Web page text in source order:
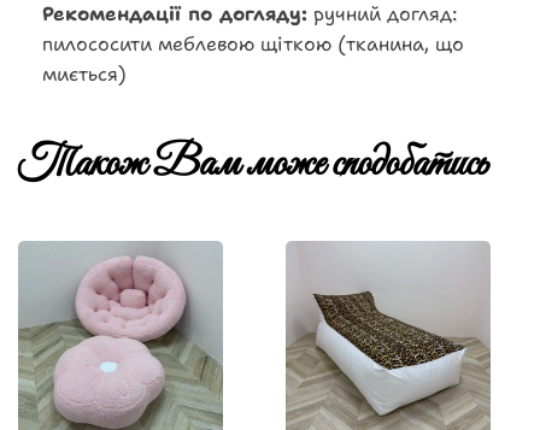
Рекомендації по догляду: ручний догляд:
пилососити меблевою щіткою (тканина, що
миється)
Також Вам може сподобатись